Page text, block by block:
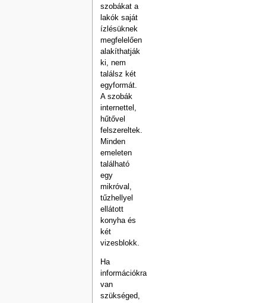
szobákat a
lakók saját
ízlésüknek
megfelelően
alakíthatják
ki, nem
találsz két
egyformát.
A szobák
internettel,
hűtővel
felszereltek.
Minden
emeleten
található
egy
mikróval,
tűzhellyel
ellátott
konyha és
két
vizesblokk.
Ha
információkra
van
szükséged,